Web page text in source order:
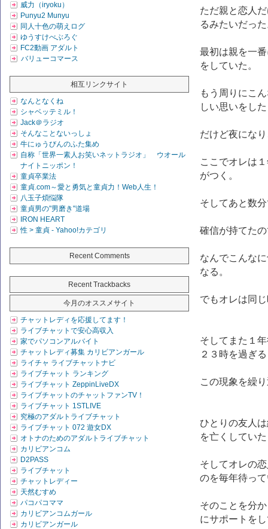
威力（iryoku）
Punyu2 Munyu
同人十色の萌えログ
ゆうすけべぶろぐ
FC2動画 アダルト
バリューコマース
相互リンクサイト
なんとなくね
シャベッテミル！
Jack＠ラジオ
そんなことないっしょ
牛にゅうびんのふた集め
自称「世界一素人お笑いネットラジオ」 ウオール
ナイトニッポン！
童貞卒業法
童貞.com～愛と勇気と童貞力！Web人生！
八玉子煩悩隊
童貞男の"男磨き"道場
IRON HEART
性 > 童貞 - Yahoo!カテゴリ
Recent Comments
Recent Trackbacks
今月のオススメサイト
チャットレディを応援してます！
ライブチャットで安心高収入
家でパソコンアルバイト
チャットレディ募集 カリビアンガール
ライチャ ライブチャットナビ
ライブチャット ランキング
ライブチャット ZeppinLiveDX
ライブチャットのチャットファンTV！
ライブチャット 1STLIVE
究極のアダルトライブチャット
ライブチャット 072 遊女DX
オトナのためのアダルトライブチャット
カリビアンコム
D2PASS
ライブチャット
チャットレディー
天然むすめ
パコパコママ
カリビアンコムガール
カリビアンガール
ただ親と恋人
るみたいだっ
最初は親を一
をしていた。
もう周りにこ
しい思いをし
だけど夜にな
ここでオレは
がつく。
そしてあと数
確信が持てた
なんでこんな
なる。
でもオレは同
そしてまた１
２３時を過ぎ
この現象を繰
ひとりの友人
を亡くしてい
そしてオレの
のを毎年待っ
そのことを分
にサポートを